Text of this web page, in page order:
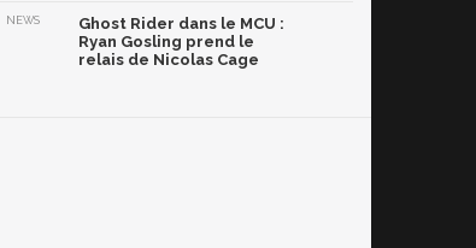
NEWS
Ghost Rider dans le MCU :
Ryan Gosling prend le
relais de Nicolas Cage